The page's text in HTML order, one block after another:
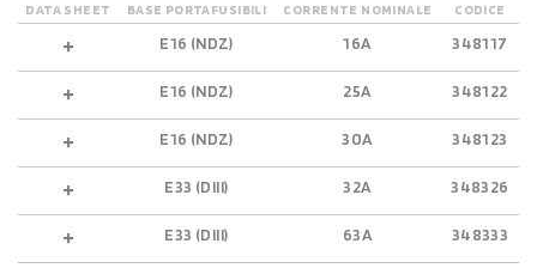
DATA SHEET BASE PORTAFUSIBILI CORRENTE NOMINALE CODICE
E16 (NDZ) 16A 348117
E16 (NDZ) 25A 348122
E16 (NDZ) 30A 348123
E33 (DIII) 32A 348326
E33 (DIII) 63A 348333